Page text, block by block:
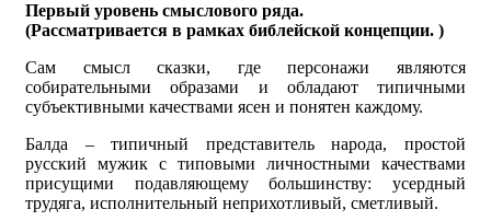
Первый уровень смыслового ряда.
(Рассматривается в рамках библейской концепции. )
Сам смысл сказки, где персонажи являются
собирательными образами и обладают типичными
субъективными качествами ясен и понятен каждому.
Балда – типичный представитель народа, простой
русский мужик с типовыми личностными качествами
присущими подавляющему большинству: усердный
трудяга, исполнительный неприхотливый, сметливый.